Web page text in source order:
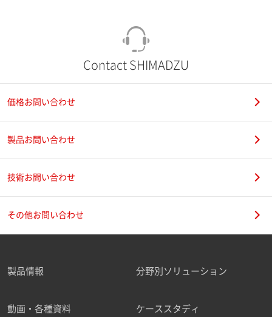
ご勤務先
Contact SHIMADZU
価格お問い合わせ
製品お問い合わせ
技術お問い合わせ
その他お問い合わせ
製品情報 分野別ソリューション
動画・各種資料 ケーススタディ